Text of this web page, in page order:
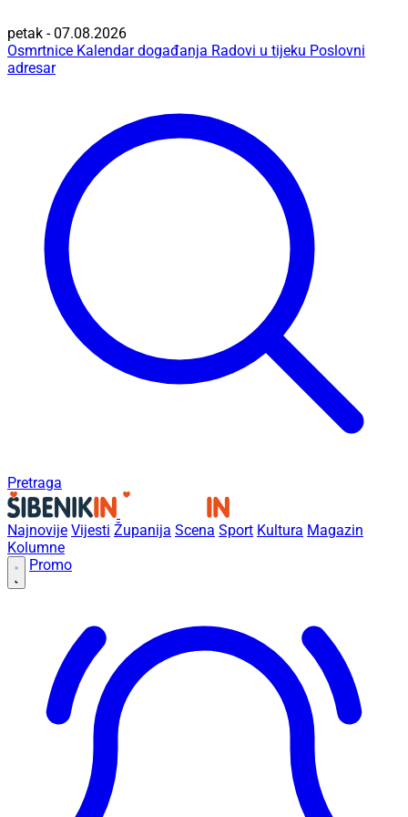
petak - 07.08.2026
Osmrtnice Kalendar događanja Radovi u tijeku Poslovni
adresar
Pretraga
Najnovije Vijesti Županija Scena Sport Kultura Magazin
Kolumne
Promo